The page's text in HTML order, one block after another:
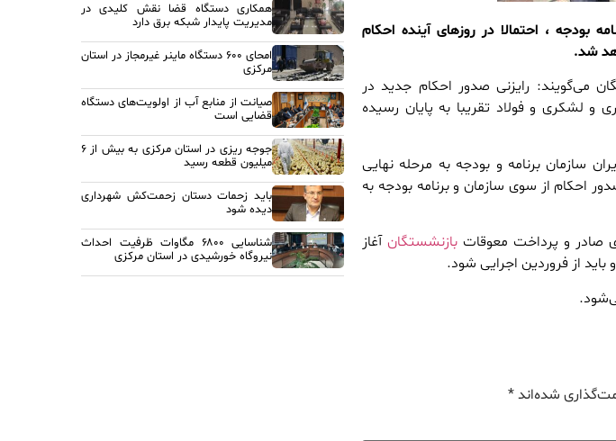
بودجه ، احتمالا در روزهای آینده احکام
شد.
می‌گویند: رایزنی صدور احکام جدید در
لشکری و فولاد تقریبا به پایان رسیده
سازمان برنامه و بودجه به مرحله نهایی
احکام از سوی سازمان و برنامه بودجه به
صادر و پرداخت معوقات بازنشستگان آغاز
از فروردین اجرایی شود.
شده‌اند*
همکاری دستگاه قضا نقش کلیدی در
مدیریت پایدار شبکه برق دارد
امحای ۶۰۰ دستگاه ماینر غیرمجاز در استان
مرکزی
صیانت از منابع آب از اولویت‌های دستگاه
قضایی است
جوجه ریزی در استان مرکزی به بیش از ۶
میلیون قطعه رسید
باید زحمات دستان زحمت‌کش شهرداری
دیده شود
شناسایی ۶۸۰۰ مگاوات ظرفیت احداث
نیروگاه خورشیدی در استان مرکزی